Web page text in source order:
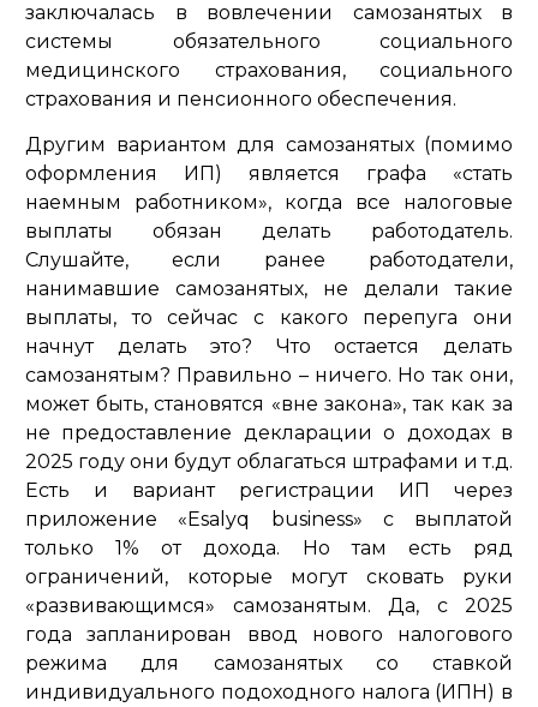
заключалась в вовлечении самозанятых в
системы обязательного социального
медицинского страхования, социального
страхования и пенсионного обеспечения.
Другим вариантом для самозанятых (помимо
оформления ИП) является графа «стать
наемным работником», когда все налоговые
выплаты обязан делать работодатель.
Слушайте, если ранее работодатели,
нанимавшие самозанятых, не делали такие
выплаты, то сейчас с какого перепуга они
начнут делать это? Что остается делать
самозанятым? Правильно – ничего. Но так они,
может быть, становятся «вне закона», так как за
не предоставление декларации о доходах в
2025 году они будут облагаться штрафами и т.д.
Есть и вариант регистрации ИП через
приложение «E­salyq business» с выплатой
только 1% от дохода. Но там есть ряд
ограничений, которые могут сковать руки
«развивающимся» самозанятым. Да, с 2025
года запланирован ввод нового налогового
режима для самозанятых со ставкой
индивидуального подоходного налога (ИПН) в